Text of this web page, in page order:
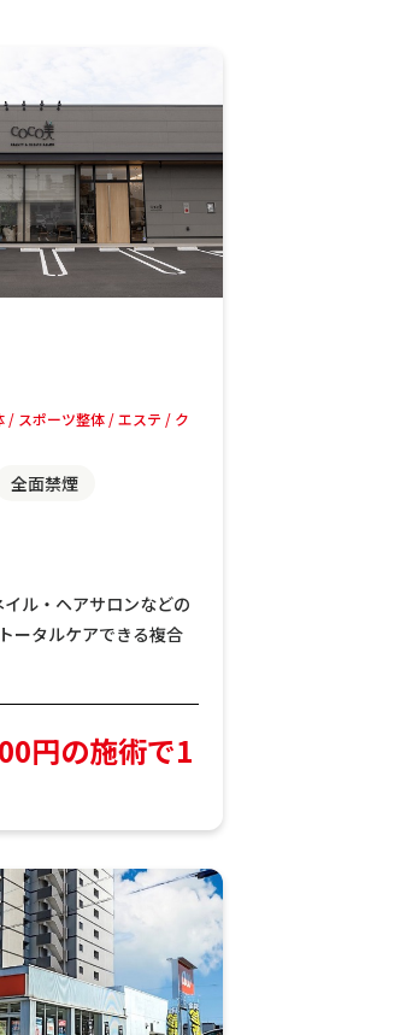
スポーツ整体 エステ
ク
全面禁煙
ル・ヘアサロンなどの
ータルケアできる複合
円の施術で1